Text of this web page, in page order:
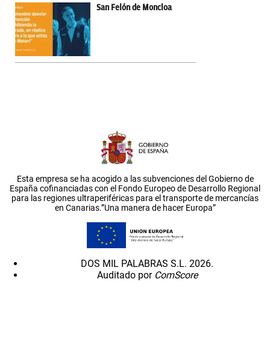
San Felón de Moncloa
Esta empresa se ha acogido a las subvenciones del Gobierno de
España cofinanciadas con el Fondo Europeo de Desarrollo Regional
para las regiones ultraperiféricas para el transporte de mercancías
en Canarias.”Una manera de hacer Europa”
DOS MIL PALABRAS S.L. 2026.
Auditado por ComScore